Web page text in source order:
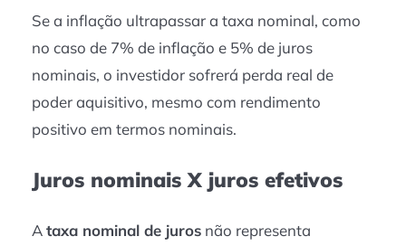
Se a inflação ultrapassar a taxa nominal, como
no caso de 7% de inflação e 5% de juros
nominais, o investidor sofrerá perda real de
poder aquisitivo, mesmo com rendimento
positivo em termos nominais.
Juros nominais X juros efetivos
Ataxa nominal de juros não representa